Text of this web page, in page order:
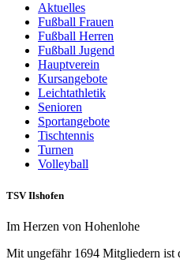
Aktuelles
Fußball Frauen
Fußball Herren
Fußball Jugend
Hauptverein
Kursangebote
Leichtathletik
Senioren
Sportangebote
Tischtennis
Turnen
Volleyball
TSV Ilshofen
Im Herzen von Hohenlohe
Mit ungefähr 1694 Mitgliedern ist